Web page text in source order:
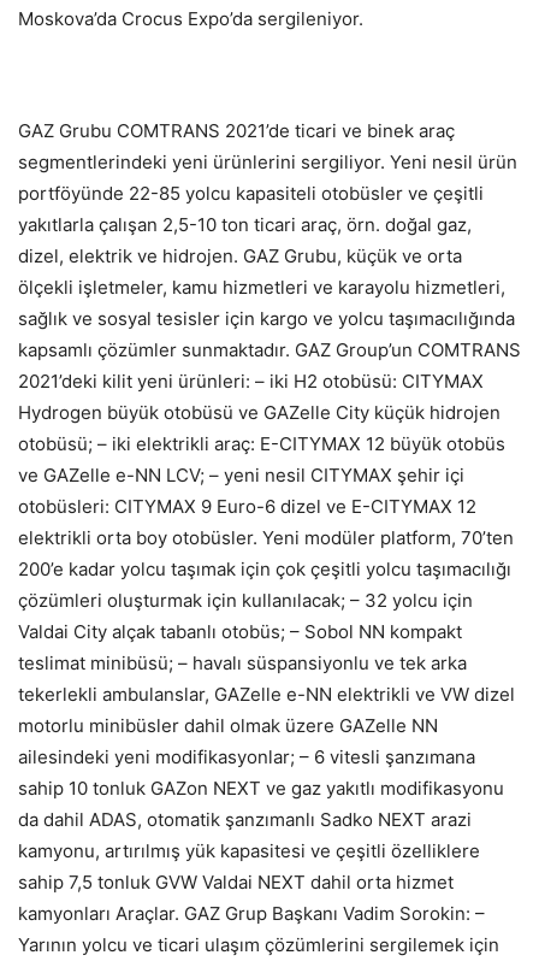
Moskova’da Crocus Expo’da sergileniyor.
GAZ Grubu COMTRANS 2021’de ticari ve binek araç
segmentlerindeki yeni ürünlerini sergiliyor. Yeni nesil ürün
portföyünde 22-85 yolcu kapasiteli otobüsler ve çeşitli
yakıtlarla çalışan 2,5-10 ton ticari araç, örn. doğal gaz,
dizel, elektrik ve hidrojen. GAZ Grubu, küçük ve orta
ölçekli işletmeler, kamu hizmetleri ve karayolu hizmetleri,
sağlık ve sosyal tesisler için kargo ve yolcu taşımacılığında
kapsamlı çözümler sunmaktadır. GAZ Group’un COMTRANS
2021’deki kilit yeni ürünleri: – iki H2 otobüsü: CITYMAX
Hydrogen büyük otobüsü ve GAZelle City küçük hidrojen
otobüsü; – iki elektrikli araç: E-CITYMAX 12 büyük otobüs
ve GAZelle e-NN LCV; – yeni nesil CITYMAX şehir içi
otobüsleri: CITYMAX 9 Euro-6 dizel ve E-CITYMAX 12
elektrikli orta boy otobüsler. Yeni modüler platform, 70’ten
200’e kadar yolcu taşımak için çok çeşitli yolcu taşımacılığı
çözümleri oluşturmak için kullanılacak; – 32 yolcu için
Valdai City alçak tabanlı otobüs; – Sobol NN kompakt
teslimat minibüsü; – havalı süspansiyonlu ve tek arka
tekerlekli ambulanslar, GAZelle e-NN elektrikli ve VW dizel
motorlu minibüsler dahil olmak üzere GAZelle NN
ailesindeki yeni modifikasyonlar; – 6 vitesli şanzımana
sahip 10 tonluk GAZon NEXT ve gaz yakıtlı modifikasyonu
da dahil ADAS, otomatik şanzımanlı Sadko NEXT arazi
kamyonu, artırılmış yük kapasitesi ve çeşitli özelliklere
sahip 7,5 tonluk GVW Valdai NEXT dahil orta hizmet
kamyonları Araçlar. GAZ Grup Başkanı Vadim Sorokin: –
Yarının yolcu ve ticari ulaşım çözümlerini sergilemek için